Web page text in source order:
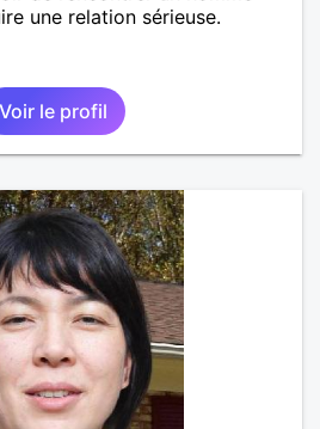
une relation sérieuse.
Voir le profil